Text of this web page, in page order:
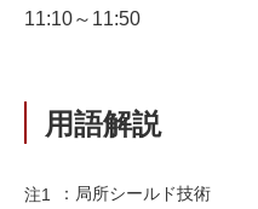
11:10～11:50
用語解説
注1
：局所シールド技術